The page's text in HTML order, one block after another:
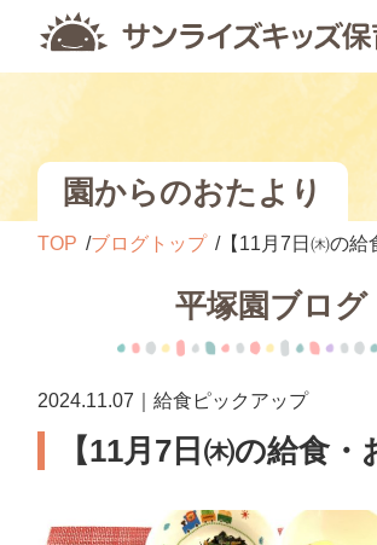
園からのおたより
TOP ブログトップ 【11月7日㈭の給
平塚園ブログ
2024.11.07｜給食ピックアップ
【11月7日㈭の給食・